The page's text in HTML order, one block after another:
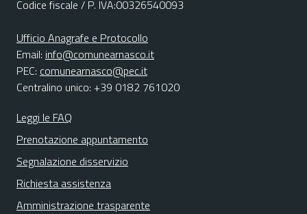
Codice fiscale / P. IVA:00326540093
Ufficio Anagrafe e Protocollo
Email: info@comunearnasco.it
PEC: comunearnasco@pec.it
Centralino unico: +39 0182 761020
Leggi le FAQ
Prenotazione appuntamento
Segnalazione disservizio
Richiesta assistenza
Amministrazione trasparente